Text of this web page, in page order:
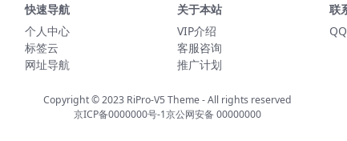
快速导航
个人中心
标签云
网址导航
关于本站
VIP介绍
客服咨询
推广计划
联
Copyright © 2023 RiPro-V5 Theme- All rights reserved
京ICP备0000000号-1京公网安备 00000000